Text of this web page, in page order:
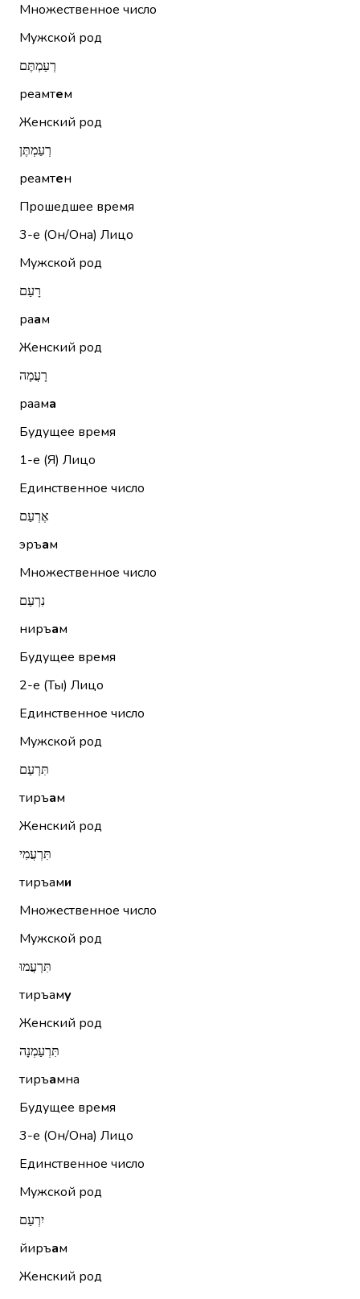
Множественное число
Мужской род
רְעַמְתֶּם
реамтем
Женский род
רְעַמְתֶּן
реамтен
Прошедшее время
3-е (Он/Она) Лицо
Мужской род
רָעַם
раам
Женский род
רָעֲמָה
раама
Будущее время
1-е (Я) Лицо
Единственное число
אֶרְעַם
эръам
Множественное число
נִרְעַם
ниръам
Будущее время
2-е (Ты) Лицо
Единственное число
Мужской род
תִּרְעַם
тиръам
Женский род
תִּרְעֲמִי
тиръами
Множественное число
Мужской род
תִּרְעֲמוּ
тиръаму
Женский род
תִּרְעַמְנָה
тиръамна
Будущее время
3-е (Он/Она) Лицо
Единственное число
Мужской род
יִרְעַם
йиръам
Женский род